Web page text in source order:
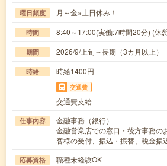
曜日頻度 月～金※土日休み！
時間 8:40～17:00(実働:7時間20分) (休
期間 2026/9/上旬～長期（3カ月以上
時給 時給1400円
交通費
交通費支給
仕事内容
金融事務（銀行）
金融営業店での窓口・後方事務の
客様の受付、振込・振替、税金
応募資格
職種未経験OK